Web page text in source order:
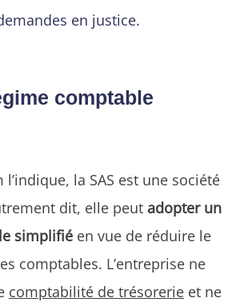
en justice.
comptable
la SAS est une société
dit, elle peut adopter un
simplifié en vue de réduire le
comptables. L’entreprise ne
comptabilité de trésorerie et ne